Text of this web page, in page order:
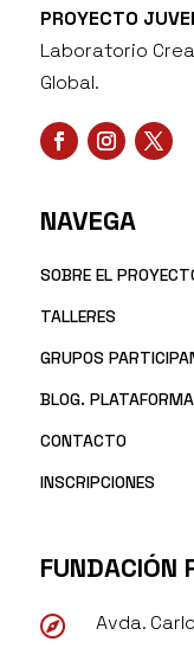
PROYECTO
Laboratorio
Global.
NAVEGA
SOBRE EL
TALLERES
GRUPOS
BLOG.
CONTACTO
INSCRIPCIONES
FUNDACIÓN

Avda.